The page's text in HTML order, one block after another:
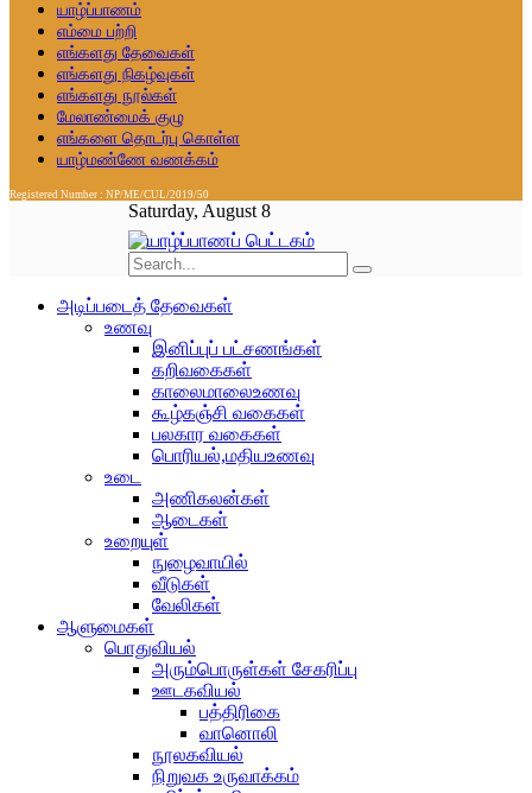
யாழ்ப்பாணம்
எம்மை பற்றி
எங்களது தேவைகள்
எங்களது நிகழ்வுகள்
எங்களது நூல்கள்
மேலாண்மைக் குழு
எங்களை தொடர்பு கொள்ள
யாழ்மண்ணே வணக்கம்
Registered Number : NP/ME/CUL/2019/50
Saturday, August 8
அடிப்படைத் தேவைகள்
உணவு
இனிப்புப் பட்சணங்கள்
கறிவகைகள்
காலைமாலைஉணவு
கூழ்கஞ்சி வகைகள்
பலகார வகைகள்
பொரியல்,மதியஉணவு
உடை
அணிகலன்கள்
ஆடைகள்
உறையுள்
நுழைவாயில்
வீடுகள்
வேலிகள்
ஆளுமைகள்
பொதுவியல்
அரும்பொருள்கள் சேகரிப்பு
ஊடகவியல்
பத்திரிகை
வானொலி
நூலகவியல்
நிறுவக உருவாக்கம்